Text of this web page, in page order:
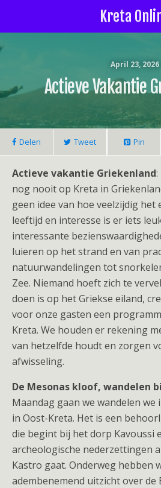
Kreta
April 23, 2026
Actieve Vakantie
Delen Tweet Pin
Actieve vakantie Griekenland
nog nooit op Kreta in
geen idee van hoe veelzijdig het
leeftijd en interesse is er iets
interessante
luieren op het strand en van
natuurwandelingen tot
Zee. Niemand hoeft zich te
doen is op het Griekse eiland,
voor onze gasten een
Kreta. We houden er rekening
van hetzelfde houdt en zorgen
afwisseling.
De Mesonas kloof, wandelen
Maandag gaan we wandelen
in Oost-Kreta. Het is een
die begint bij het dorp Kavoussi
archeologische nederzettingen
Kastro gaat. Onderweg hebben
adembenemend uitzicht over de